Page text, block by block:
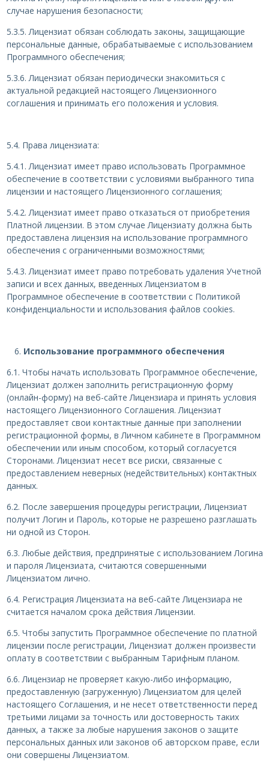
случае нарушения безопасности;
5.3.5. Лицензиат обязан соблюдать законы, защищающие
персональные данные, обрабатываемые с использованием
Программного обеспечения;
5.3.6. Лицензиат обязан периодически знакомиться с
актуальной редакцией настоящего Лицензионного
соглашения и принимать его положения и условия.
5.4. Права лицензиата:
5.4.1. Лицензиат имеет право использовать Программное
обеспечение в соответствии с условиями выбранного типа
лицензии и настоящего Лицензионного соглашения;
5.4.2. Лицензиат имеет право отказаться от приобретения
Платной лицензии. В этом случае Лицензиату должна быть
предоставлена лицензия на использование программного
обеспечения с ограниченными возможностями;
5.4.3. Лицензиат имеет право потребовать удаления Учетной
записи и всех данных, введенных Лицензиатом в
Программное обеспечение в соответствии с Политикой
конфиденциальности и использования файлов cookies.
Использование программного обеспечения
6.1. Чтобы начать использовать Программное обеспечение,
Лицензиат должен заполнить регистрационную форму
(онлайн-форму) на веб-сайте Лицензиара и принять условия
настоящего Лицензионного Соглашения. Лицензиат
предоставляет свои контактные данные при заполнении
регистрационной формы, в Личном кабинете в Программном
обеспечении или иным способом, который согласуется
Сторонами. Лицензиат несет все риски, связанные с
предоставлением неверных (недействительных) контактных
данных.
6.2. После завершения процедуры регистрации, Лицензиат
получит Логин и Пароль, которые не разрешено разглашать
ни одной из Сторон.
6.3. Любые действия, предпринятые с использованием Логина
и пароля Лицензиата, считаются совершенными
Лицензиатом лично.
6.4. Регистрация Лицензиата на веб-сайте Лицензиара не
считается началом срока действия Лицензии.
6.5. Чтобы запустить Программное обеспечение по платной
лицензии после регистрации, Лицензиат должен произвести
оплату в соответствии с выбранным Тарифным планом.
6.6. Лицензиар не проверяет какую-либо информацию,
предоставленную (загруженную) Лицензиатом для целей
настоящего Соглашения, и не несет ответственности перед
третьими лицами за точность или достоверность таких
данных, а также за любые нарушения законов о защите
персональных данных или законов об авторском праве, если
они совершены Лицензиатом.